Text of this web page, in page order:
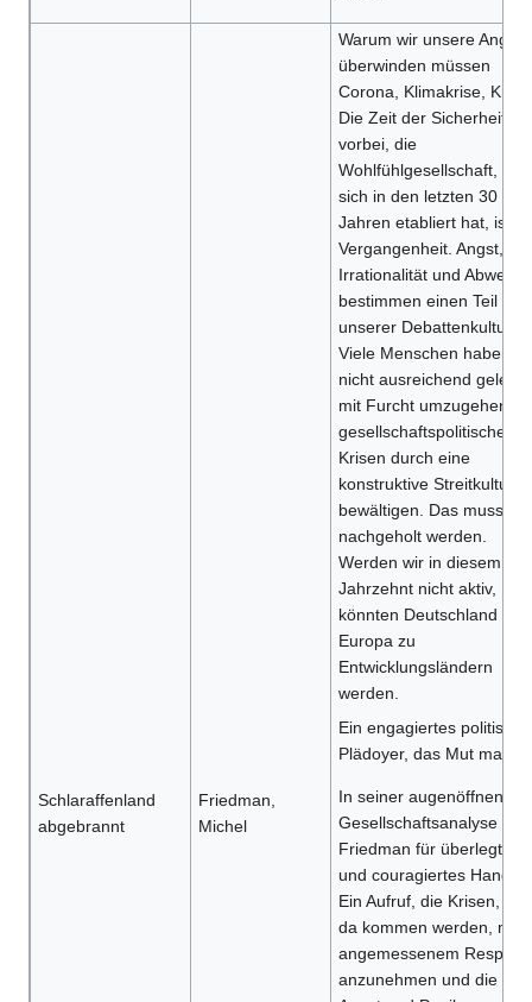
Schlaraffenland
abgebrannt
Friedman,
Michel
Warum wir unsere Angst
überwinden müssen
Corona, Klimakrise,
Die Zeit der Sicherheit ist
vorbei, die
Wohlfühlgesellschaft, die
sich in den letzten 30
Jahren etabliert hat, ist
Vergangenheit. Angst,
Irrationalität und Abwehr
bestimmen einen Teil
unserer Debattenkultur.
Viele Menschen haben
nicht ausreichend gelernt,
mit Furcht umzugehen
gesellschaftspolitische
Krisen durch eine
konstruktive Streitkultur
bewältigen. Das muss
nachgeholt werden.
Werden wir in diesem
Jahrzehnt nicht aktiv,
könnten Deutschland und
Europa zu
Entwicklungsländern
werden.
Ein engagiertes
Plädoyer, das Mut macht
In seiner augenöffnenden
Gesellschaftsanalyse
Friedman für überlegtes
und couragiertes
Ein Aufruf, die Krisen, die
da kommen werden, mit
angemessenem Respekt
anzunehmen und die